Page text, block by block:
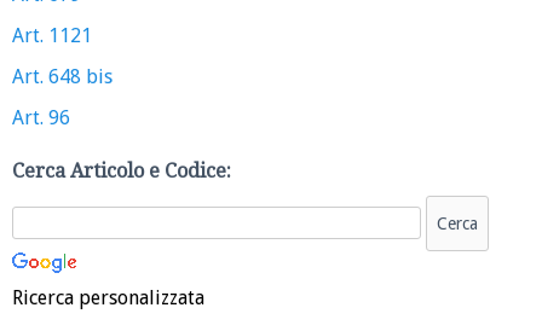
Art. 1121
Art. 648 bis
Art. 96
Cerca Articolo e Codice:
Ricerca personalizzata